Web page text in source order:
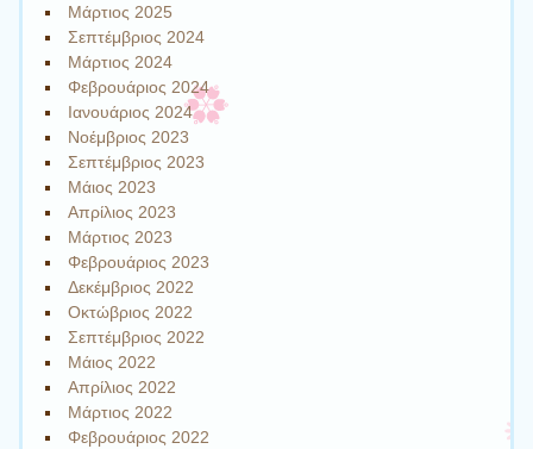
Μάρτιος 2025
Σεπτέμβριος 2024
Μάρτιος 2024
Φεβρουάριος 2024
Ιανουάριος 2024
Νοέμβριος 2023
Σεπτέμβριος 2023
Μάιος 2023
Απρίλιος 2023
Μάρτιος 2023
Φεβρουάριος 2023
Δεκέμβριος 2022
Οκτώβριος 2022
Σεπτέμβριος 2022
Μάιος 2022
Απρίλιος 2022
Μάρτιος 2022
Φεβρουάριος 2022